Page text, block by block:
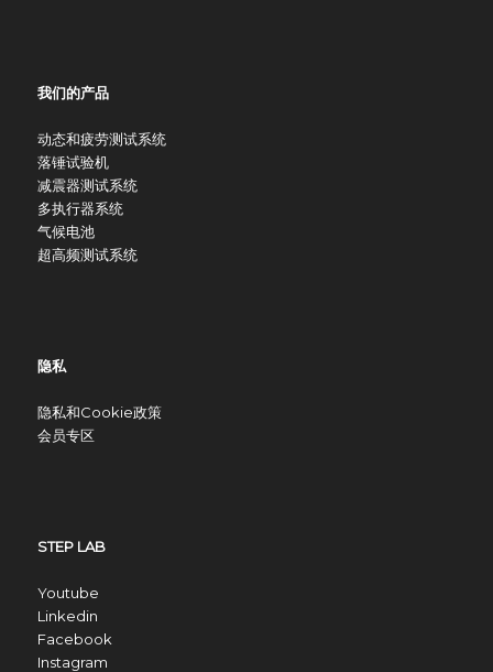
我们的产品
动态和疲劳测试系统
落锤试验机
减震器测试系统
多执行器系统
气候电池
超高频测试系统
隐私
隐私和Cookie政策
会员专区
STEP LAB
Youtube
Linkedin
Facebook
Instagram